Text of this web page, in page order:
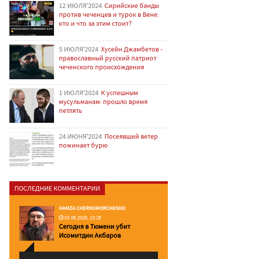
12 ИЮЛЯ'2024 Сирийские банды
против чеченцев и турок в Вене:
кто и что за этим стоит?
5 ИЮЛЯ'2024 Хусейн Джамбетов -
православный русский патриот
чеченского происхождения
1 ИЮЛЯ'2024 К успешным
мусульманам: прошло время
петлять
24 ИЮНЯ'2024 Посеявший ветер
пожинает бурю
ПОСЛЕДНИЕ КОММЕНТАРИИ
HAMZA CHERNOMORCHENKO
03.06.2026, 23:29
Сегодня в Тюмени убит
Исомитдин Акбаров